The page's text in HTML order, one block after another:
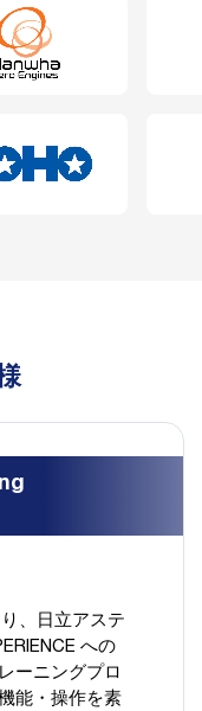
、日立アステ
への
ーニングプロ
能・操作を素